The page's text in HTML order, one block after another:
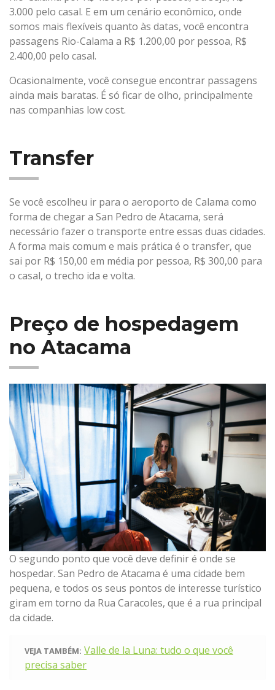
3.000 pelo casal. E em um cenário econômico, onde
somos mais flexíveis quanto às datas, você encontra
passagens Rio-Calama a R$ 1.200,00 por pessoa, R$
2.400,00 pelo casal.
Ocasionalmente, você consegue encontrar passagens
ainda mais baratas. É só ficar de olho, principalmente
nas companhias low cost.
Transfer
Se você escolheu ir para o aeroporto de Calama como
forma de chegar a San Pedro de Atacama, será
necessário fazer o transporte entre essas duas cidades.
A forma mais comum e mais prática é o transfer, que
sai por R$ 150,00 em média por pessoa, R$ 300,00 para
o casal, o trecho ida e volta.
Preço de hospedagem
no Atacama
O segundo ponto que você deve definir é onde se
hospedar. San Pedro de Atacama é uma cidade bem
pequena, e todos os seus pontos de interesse turístico
giram em torno da Rua Caracoles, que é a rua principal
da cidade.
VEJA TAMBÉM: Valle de la Luna: tudo o que você
precisa saber